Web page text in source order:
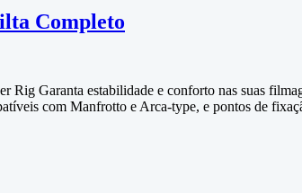
Completo
Rig Garanta estabilidade e conforto nas suas
com Manfrotto e Arca-type, e pontos de